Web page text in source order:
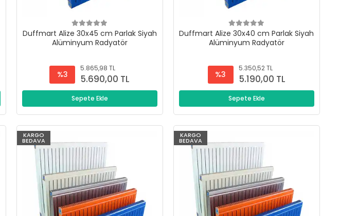
Duffmart Alize 30x45 cm Parlak Siyah
Alüminyum Radyatör
%3
5.865,98 TL
5.690,00 TL
Sepete Ekle
Duffmart Alize 30x40 cm Parlak Siyah
Alüminyum Radyatör
%3
5.350,52 TL
5.190,00 TL
Sepete Ekle
KARGO
BEDAVA
KARGO
BEDAVA